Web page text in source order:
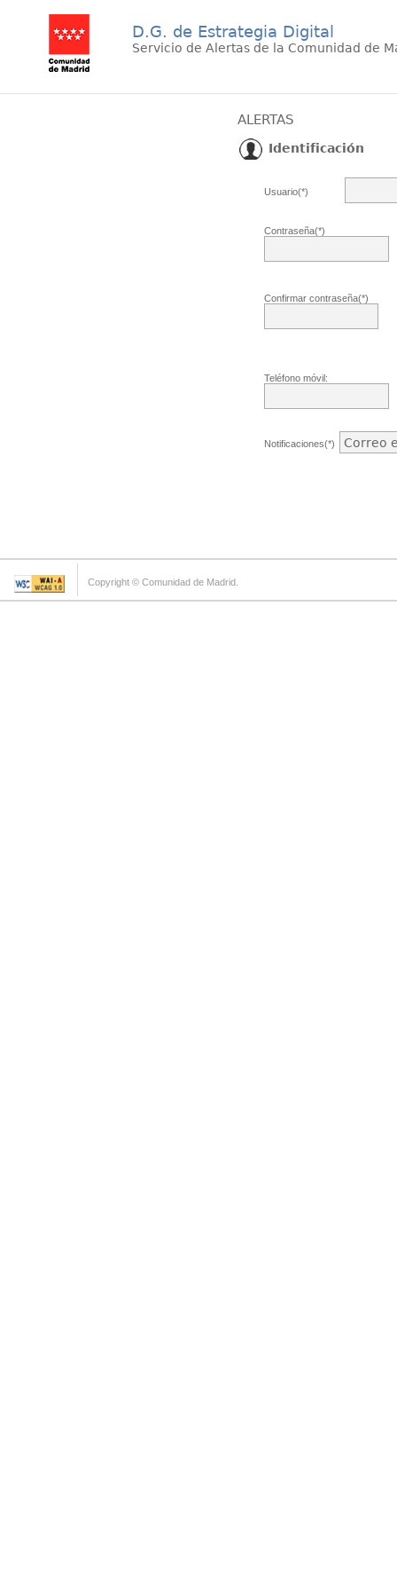
D.G. de Estrategia Digital
Servicio de Alertas de la Comunidad de
ALERTAS
Identificación
Usuario(*)
Contraseña(*)
Confirmar contraseña(*)
Teléfono móvil:
Notificaciones(*)
Copyright © Comunidad de Madrid.